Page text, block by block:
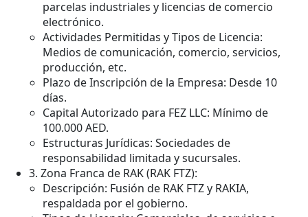
parcelas industriales y licencias de comercio
electrónico.
Actividades Permitidas y Tipos de Licencia:
Medios de comunicación, comercio, servicios,
producción, etc.
Plazo de Inscripción de la Empresa: Desde 10
días.
Capital Autorizado para FEZ LLC: Mínimo de
100.000 AED.
Estructuras Jurídicas: Sociedades de
responsabilidad limitada y sucursales.
3. Zona Franca de RAK (RAK FTZ):
Descripción: Fusión de RAK FTZ y RAKIA,
respaldada por el gobierno.